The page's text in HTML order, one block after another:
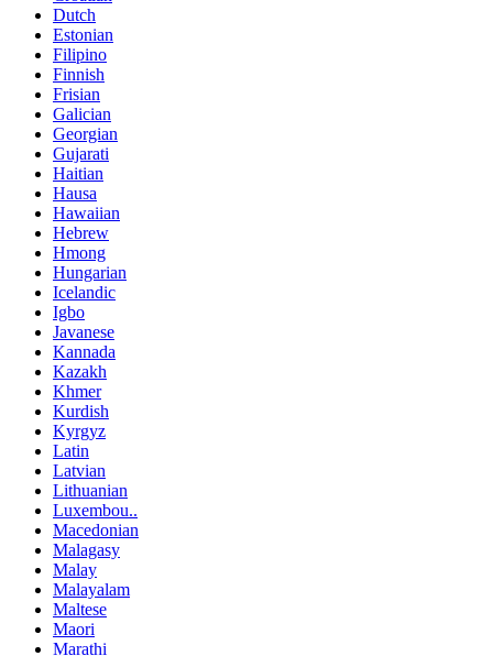
Dutch
Estonian
Filipino
Finnish
Frisian
Galician
Georgian
Gujarati
Haitian
Hausa
Hawaiian
Hebrew
Hmong
Hungarian
Icelandic
Igbo
Javanese
Kannada
Kazakh
Khmer
Kurdish
Kyrgyz
Latin
Latvian
Lithuanian
Luxembou..
Macedonian
Malagasy
Malay
Malayalam
Maltese
Maori
Marathi